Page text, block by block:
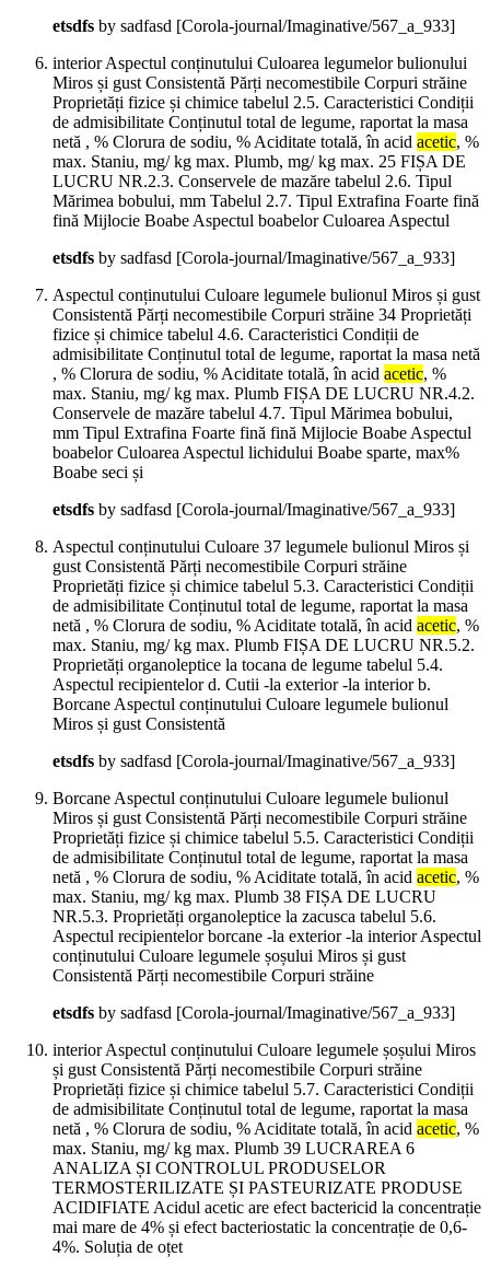
etsdfs by sadfasd [Corola-journal/Imaginative/567_a_933]
interior Aspectul conținutului Culoarea legumelor bulionului
Miros și gust Consistentă Părți necomestibile Corpuri străine
Proprietăți fizice și chimice tabelul 2.5. Caracteristici Condiții
de admisibilitate Conținutul total de legume, raportat la masa
netă , % Clorura de sodiu, % Aciditate totală, în acid acetic, %
max. Staniu, mg/ kg max. Plumb, mg/ kg max. 25 FIȘA DE
LUCRU NR.2.3. Conservele de mazăre tabelul 2.6. Tipul
Mărimea bobului, mm Tabelul 2.7. Tipul Extrafina Foarte fină
fină Mijlocie Boabe Aspectul boabelor Culoarea Aspectul
etsdfs by sadfasd [Corola-journal/Imaginative/567_a_933]
Aspectul conținutului Culoare legumele bulionul Miros și gust
Consistentă Părți necomestibile Corpuri străine 34 Proprietăți
fizice și chimice tabelul 4.6. Caracteristici Condiții de
admisibilitate Conținutul total de legume, raportat la masa netă
, % Clorura de sodiu, % Aciditate totală, în acid acetic, %
max. Staniu, mg/ kg max. Plumb FIȘA DE LUCRU NR.4.2.
Conservele de mazăre tabelul 4.7. Tipul Mărimea bobului,
mm Tipul Extrafina Foarte fină fină Mijlocie Boabe Aspectul
boabelor Culoarea Aspectul lichidului Boabe sparte, max%
Boabe seci și
etsdfs by sadfasd [Corola-journal/Imaginative/567_a_933]
Aspectul conținutului Culoare 37 legumele bulionul Miros și
gust Consistentă Părți necomestibile Corpuri străine
Proprietăți fizice și chimice tabelul 5.3. Caracteristici Condiții
de admisibilitate Conținutul total de legume, raportat la masa
netă , % Clorura de sodiu, % Aciditate totală, în acid acetic, %
max. Staniu, mg/ kg max. Plumb FIȘA DE LUCRU NR.5.2.
Proprietăți organoleptice la tocana de legume tabelul 5.4.
Aspectul recipientelor d. Cutii -la exterior -la interior b.
Borcane Aspectul conținutului Culoare legumele bulionul
Miros și gust Consistentă
etsdfs by sadfasd [Corola-journal/Imaginative/567_a_933]
Borcane Aspectul conținutului Culoare legumele bulionul
Miros și gust Consistentă Părți necomestibile Corpuri străine
Proprietăți fizice și chimice tabelul 5.5. Caracteristici Condiții
de admisibilitate Conținutul total de legume, raportat la masa
netă , % Clorura de sodiu, % Aciditate totală, în acid acetic, %
max. Staniu, mg/ kg max. Plumb 38 FIȘA DE LUCRU
NR.5.3. Proprietăți organoleptice la zacusca tabelul 5.6.
Aspectul recipientelor borcane -la exterior -la interior Aspectul
conținutului Culoare legumele șoșului Miros și gust
Consistentă Părți necomestibile Corpuri străine
etsdfs by sadfasd [Corola-journal/Imaginative/567_a_933]
interior Aspectul conținutului Culoare legumele șoșului Miros
și gust Consistentă Părți necomestibile Corpuri străine
Proprietăți fizice și chimice tabelul 5.7. Caracteristici Condiții
de admisibilitate Conținutul total de legume, raportat la masa
netă , % Clorura de sodiu, % Aciditate totală, în acid acetic, %
max. Staniu, mg/ kg max. Plumb 39 LUCRAREA 6
ANALIZA ȘI CONTROLUL PRODUSELOR
TERMOSTERILIZATE ȘI PASTEURIZATE PRODUSE
ACIDIFIATE Acidul acetic are efect bactericid la concentrație
mai mare de 4% și efect bacteriostatic la concentrație de 0,6-
4%. Soluția de oțet